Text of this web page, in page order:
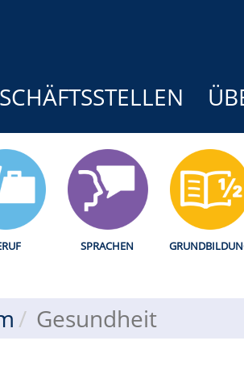
SPRACHEN
Gesundheit